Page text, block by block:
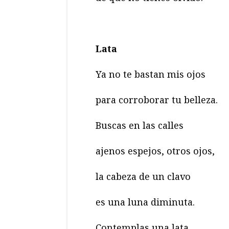
Lata
Ya no te bastan mis ojos
para corroborar tu belleza.
Buscas en las calles
ajenos espejos, otros ojos,
la cabeza de un clavo
es una luna diminuta.